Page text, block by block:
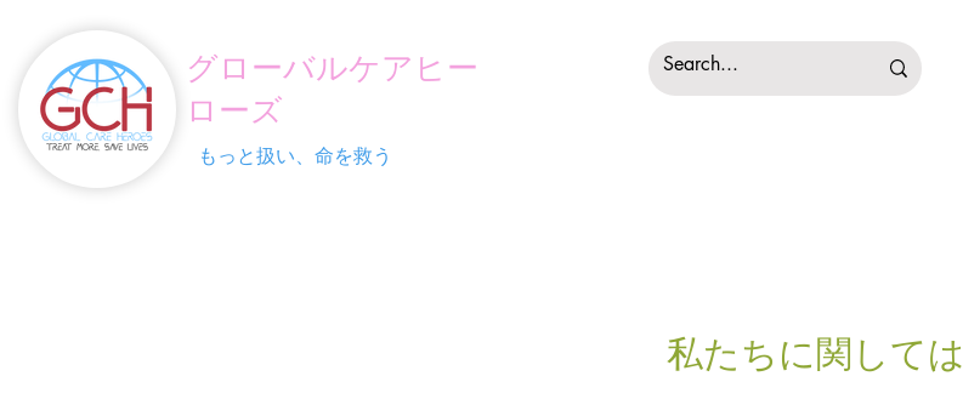
グローバルケアヒー
ローズ
もっと扱い、命を救う
私たちに関しては